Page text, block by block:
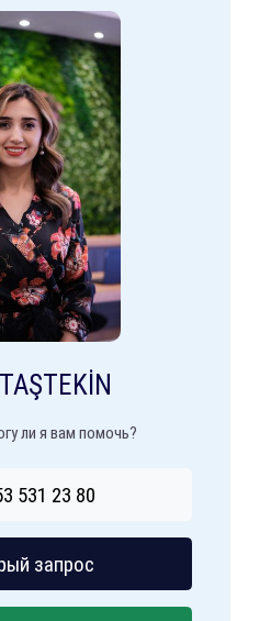
ли я вам помочь?
531 23 80
запрос